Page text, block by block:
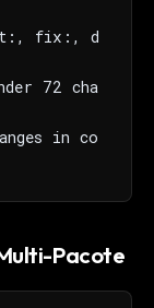
fix:, d
72 cha
in co
Pacote